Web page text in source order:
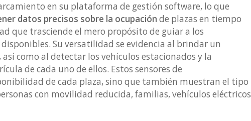
en su plataforma de gestión software, lo que
datos precisos sobre la ocupación de plazas en tiempo
que trasciende el mero propósito de guiar a los
Su versatilidad se evidencia al brindar un
como al detectar los vehículos estacionados y la
de cada uno de ellos. Estos sensores de
de cada plaza, sino que también muestran el tipo
con movilidad reducida, familias, vehículos eléctricos